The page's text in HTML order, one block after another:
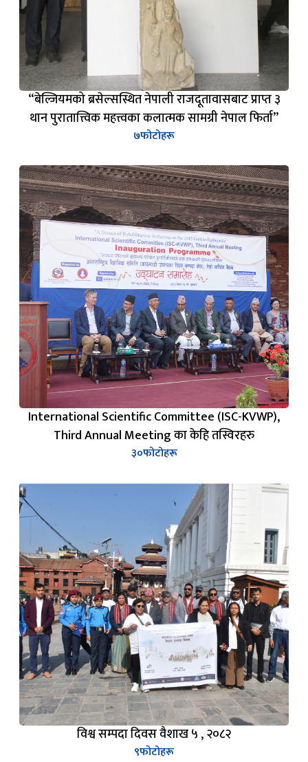
“बेल्जियमको ब्रसेल्सस्थित नेपाली राजदूतावासबाट प्राप्त ३
थान पुरातात्त्विक महत्त्वका कलात्मक सामग्री नेपाल फिर्ता”
७फोटोहरू
International Scientific Committee (ISC-KVWP),
Third Annual Meeting का केहि तस्विरहरु
३०फोटोहरू
विश्व सम्पदा दिवस वैशाख ५ , २०८२
९फोटोहरू